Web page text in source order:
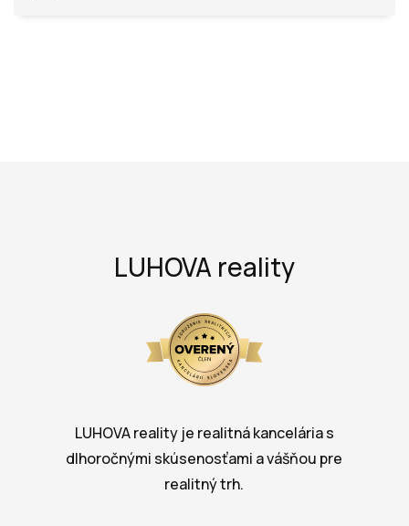
LUHOVA reality
LUHOVA reality je realitná kancelária s
dlhoročnými skúsenosťami a vášňou pre
realitný trh.